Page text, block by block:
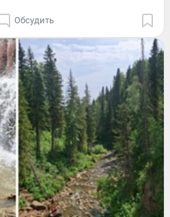
Обсудить